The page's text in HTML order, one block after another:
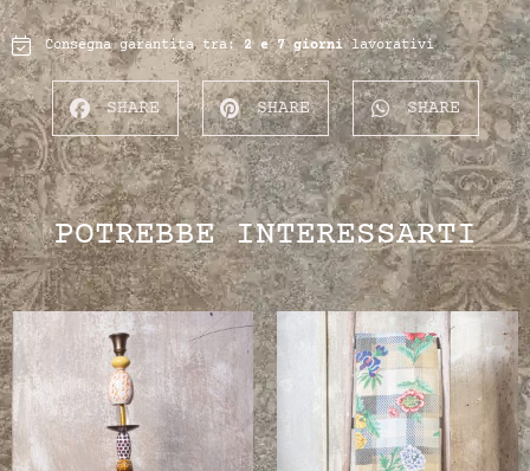
Consegna garantita tra:2 e 7 giornilavorativi
SHARE SHARE SHARE
POTREBBE INTERESSARTI